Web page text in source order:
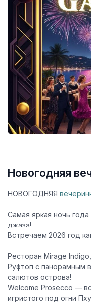
Новогодняя
НОВОГОДНЯЯ
Самая яркая ночь
джаза!
Встречаем 2026 год
Ресторан Mirage
Руфтоп с панорамным
салютов острова!
Welcome Prosecco —
игристого под огни